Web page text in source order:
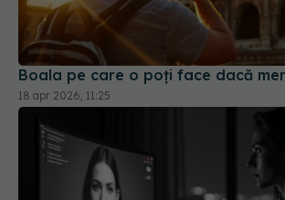
Boala pe care o poți face dacă
18 apr 2026, 11:25